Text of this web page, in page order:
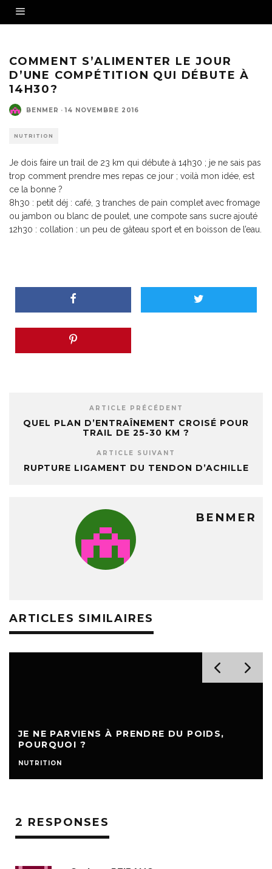
COMMENT S’ALIMENTER LE JOUR
D’UNE COMPÉTITION QUI DÉBUTE À
14H30?
BENMER · 14 NOVEMBRE 2016
NUTRITION
Je dois faire un trail de 23 km qui débute à 14h30 ; je ne sais pas
trop comment prendre mes repas ce jour ; voilà mon idée, est
ce la bonne ?
8h30 : petit déj : café, 3 tranches de pain complet avec fromage
ou jambon ou blanc de poulet, une compote sans sucre ajouté
12h30 : collation : un peu de gâteau sport et en boisson de l’eau.
ARTICLE PRÉCÉDENT
QUEL PLAN D’ENTRAÎNEMENT CROISÉ POUR
TRAIL DE 25-30 KM ?
ARTICLE SUIVANT
RUPTURE LIGAMENT DU TENDON D’ACHILLE
BENMER
ARTICLES SIMILAIRES
JE NE PARVIENS À PRENDRE DU POIDS,
POURQUOI ?
NUTRITION
2 RESPONSES